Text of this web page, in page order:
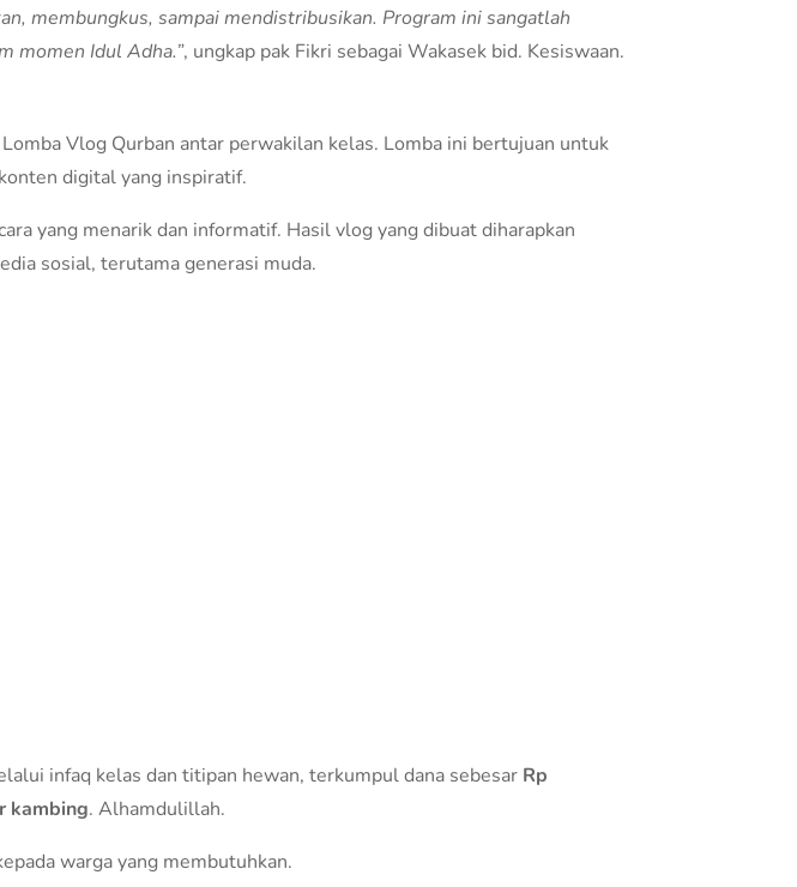
membungkus, sampai mendistribusikan. Program ini sangatlah
momen Idul Adha.”, ungkap pak Fikri sebagai Wakasek bid. Kesiswaan.
Vlog Qurban antar perwakilan kelas. Lomba ini bertujuan untuk
digital yang inspiratif.
yang menarik dan informatif. Hasil vlog yang dibuat diharapkan
sosial, terutama generasi muda.
infaq kelas dan titipan hewan, terkumpul dana sebesar Rp
kambing. Alhamdulillah.
warga yang membutuhkan.